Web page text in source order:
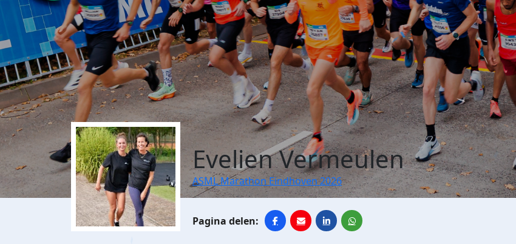
Evelien Vermeulen
ASML Marathon Eindhoven 2026